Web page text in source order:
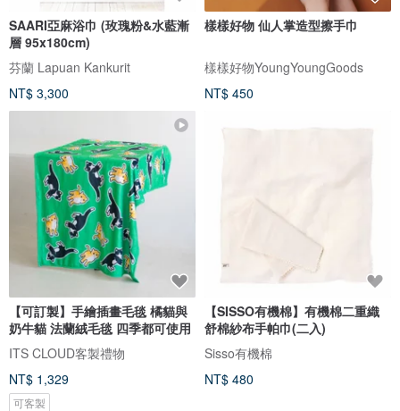
SAARI亞麻浴巾 (玫瑰粉&水藍漸
層 95x180cm)
芬蘭 Lapuan Kankurit
NT$ 3,300
樣樣好物 仙人掌造型擦手巾
樣樣好物YoungYoungGoods
NT$ 450
【可訂製】手繪插畫毛毯 橘貓與
奶牛貓 法蘭絨毛毯 四季都可使用
ITS CLOUD客製禮物
NT$ 1,329
可客製
【SISSO有機棉】有機棉二重織
舒棉紗布手帕巾(二入)
Sisso有機棉
NT$ 480